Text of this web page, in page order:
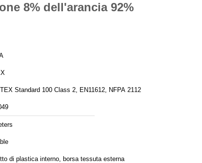
8% dell'arancia 92%
Standard 100 Class 2, EN11612, NFPA 2112
di plastica interno, borsa tessuta esterna